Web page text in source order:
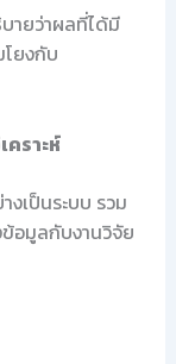
ายว่าผลที่ได้มี
โยงกับ
ราะห์
เป็นระบบ รวม
ข้อมูลกับงานวิจัย